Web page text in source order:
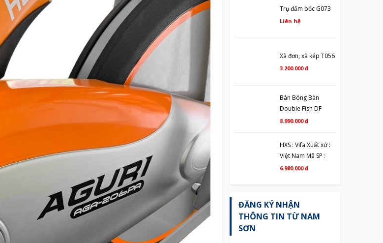
Trụ đấm bốc G073
Liên hệ
Xà đơn, xà kép T056
3.200.000 đ
Bàn Bóng Bàn
Double Fish DF
201C
8.990.000 đ
HXS : Vifa Xuất xứ :
Việt Nam Mã SP :
601502
6.980.000 đ
ĐĂNG KÝ NHẬN
THÔNG TIN TỪ NAM
SƠN